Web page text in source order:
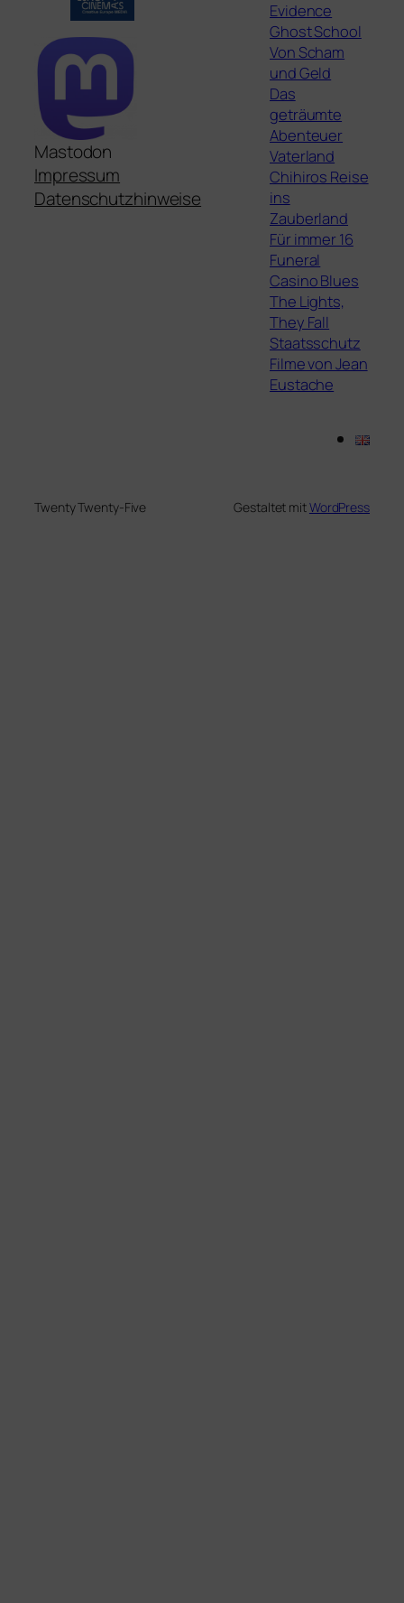
Mastodon
Impressum
Datenschutzhinweise
Evidence
Ghost School
Von Scham
und Geld
Das
geträumte
Abenteuer
Vaterland
Chihiros Reise
ins
Zauberland
Für immer 16
Funeral
Casino Blues
The Lights,
They Fall
Staatsschutz
Filme von Jean
Eustache
Twenty Twenty-Five Gestaltet mitWordPress